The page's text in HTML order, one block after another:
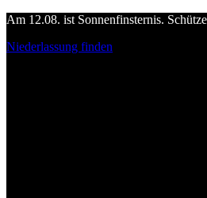
Am 12.08. ist Sonnenfinsternis.
Niederlassung finden